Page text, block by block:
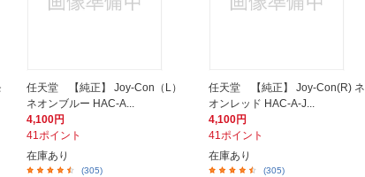
任天堂 【純正】 Joy-Con（L）
ネオンブルー HAC-A...
4,100円
41ポイント
在庫あり
(305)
任天堂 【純正】 Joy-Con(R) ネ
オンレッド HAC-A-J...
4,100円
41ポイント
在庫あり
(305)